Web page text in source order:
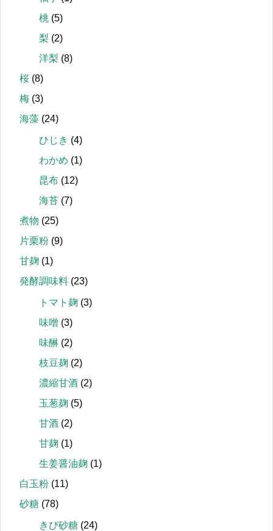
桃 (5)
梨 (2)
洋梨 (8)
桜 (8)
梅 (3)
海藻 (24)
ひじき (4)
わかめ (1)
昆布 (12)
海苔 (7)
煮物 (25)
片栗粉 (9)
甘麹 (1)
発酵調味料 (23)
トマト麹 (3)
味噌 (3)
味醂 (2)
枝豆麹 (2)
濃縮甘酒 (2)
玉葱麹 (5)
甘酒 (2)
甘麹 (1)
生姜醤油麹 (1)
白玉粉 (11)
砂糖 (78)
きび砂糖 (24)